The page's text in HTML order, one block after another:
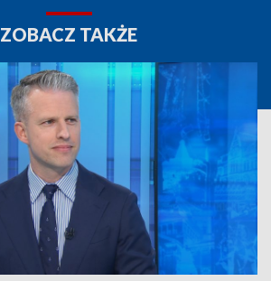
ZOBACZ TAKŻE